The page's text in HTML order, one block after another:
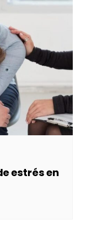
estrés en